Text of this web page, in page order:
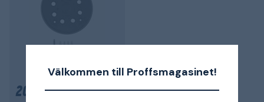
Välkommen till Proffsmagasinet!
209 kr